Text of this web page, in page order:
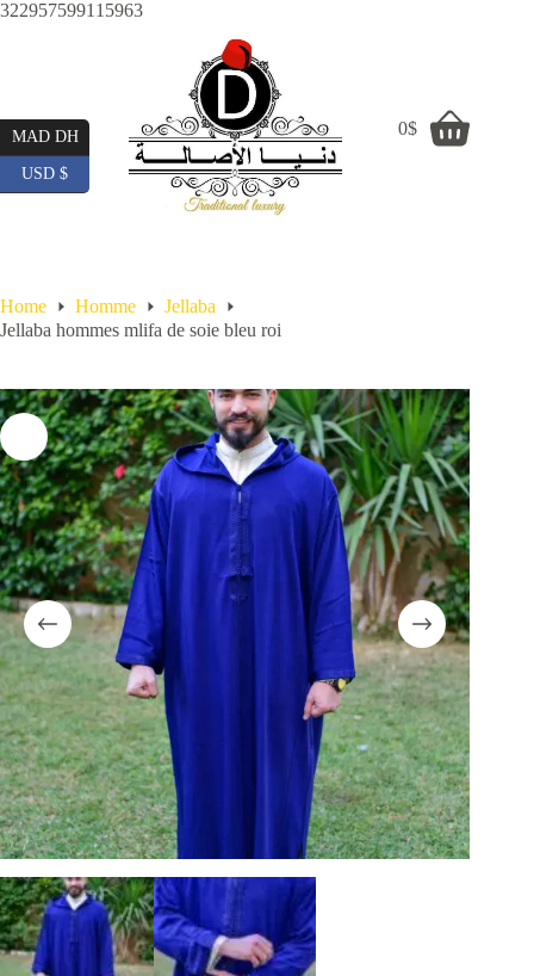
322957599115963Skip
Shopping
0$
Home Homme
Jellaba
Jellaba hommes mlifa de soie bleu roi
MAD DH
USD $